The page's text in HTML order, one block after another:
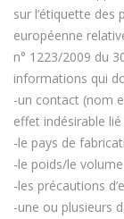
sur l’étiquette
européenne
n° 1223/2009 du
informations qui
-un contact (nom
effet indésirable
-le pays de
-le poids/le volume
-les précautions
-une ou plusieurs